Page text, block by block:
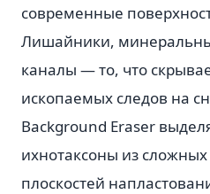
современные
Лишайники,
каналы — то, что
ископаемых следов на
Background Eraser
ихнотаксоны из
плоскостей